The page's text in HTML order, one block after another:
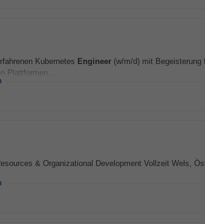
Kubernetes Engineer (w/m/d) mit Begeisterung
Plattformen...
& Organizational Development Vollzeit Wels,